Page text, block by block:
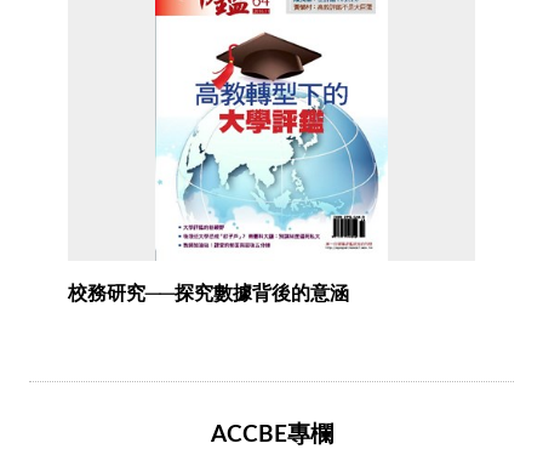
校務研究──探究數據背後的意涵
ACCBE專欄